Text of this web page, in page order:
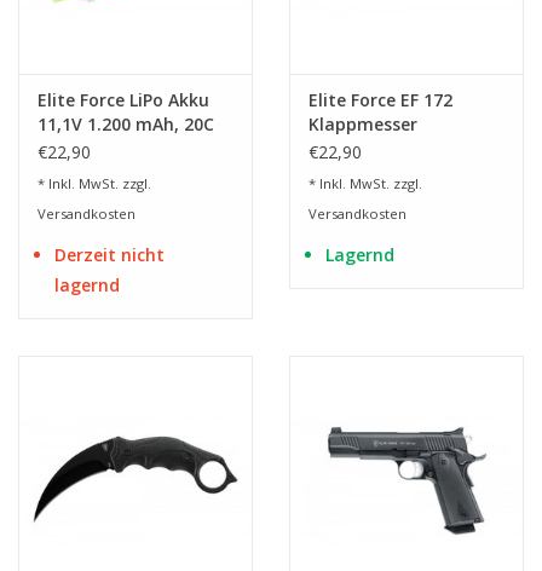
Elite Force LiPo Akku
11,1V 1.200 mAh, 20C
Nunchuck
€22,90
* Inkl. MwSt. zzgl.
Versandkosten
Derzeit nicht
lagernd
Elite Force EF 172
Klappmesser
€22,90
* Inkl. MwSt. zzgl.
Versandkosten
Lagernd